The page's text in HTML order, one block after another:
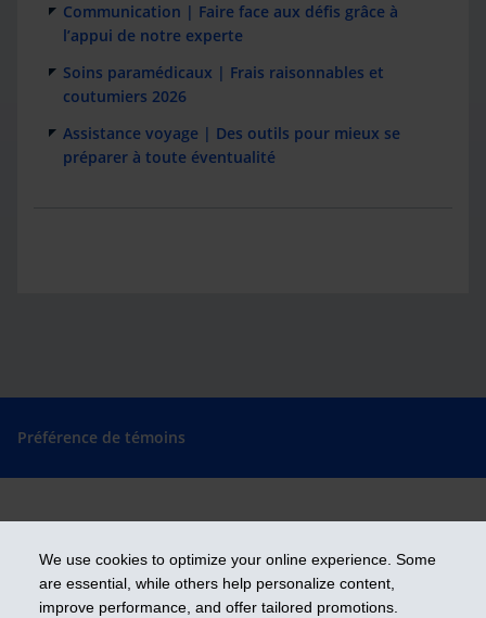
We use cookies to optimize your online experience. Some
are essential, while others help personalize content,
improve performance, and offer tailored promotions.
Communication | Faire face aux défis grâce à
l’appui de notre experte
Soins paramédicaux | Frais raisonnables et
coutumiers 2026
Assistance voyage | Des outils pour mieux se
préparer à toute éventualité
Préférence de témoins
Prendre les devants